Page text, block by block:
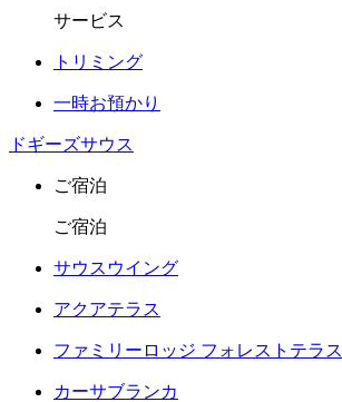
サービス
トリミング
一時お預かり
ドギーズサウス
ご宿泊
ご宿泊
サウスウイング
アクアテラス
ファミリーロッジ フォレストテラス
カーサブランカ